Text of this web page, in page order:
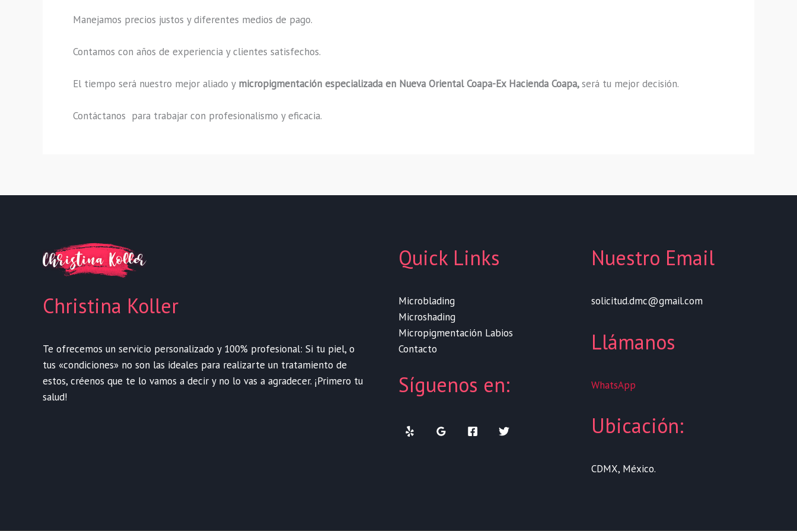
Manejamos precios justos y diferentes medios de pago.
Contamos con años de experiencia y clientes satisfechos.
El tiempo será nuestro mejor aliado y micropigmentación especializada en Nueva Oriental Coapa-Ex Hacienda Coapa,será tu mejor decisión.
Contáctanos para trabajar con profesionalismo y eficacia.
Christina Koller
Te ofrecemos un servicio personalizado y 100% profesional: Si tu piel, o
tus «condiciones» no son las ideales para realizarte un tratamiento de
estos, créenos que te lo vamos a decir y no lo vas a agradecer. ¡Primero tu
salud!
Quick Links
Microblading
Microshading
Micropigmentación Labios
Contacto
Síguenos en:
Nuestro Email
solicitud.dmc@gmail.com
Llámanos
WhatsApp
Ubicación:
CDMX, México.